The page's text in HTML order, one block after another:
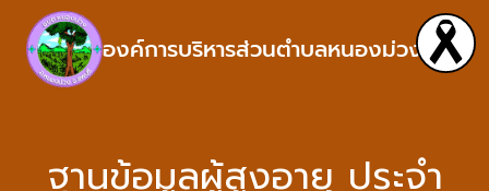
องค์การบริหารส่วนตำบลหนองม่วง
ฐานข้อมูลผู้สูงอายุ ประจำ